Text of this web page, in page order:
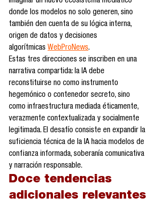
donde los modelos no solo generen, sino
también den cuenta de su lógica interna,
origen de datos y decisiones
algorítmicas WebProNews.
Estas tres direcciones se inscriben en una
narrativa compartida: la IA debe
reconstituirse no como instrumento
hegemónico o contenedor secreto, sino
como infraestructura mediada éticamente,
verazmente contextualizada y socialmente
legitimada. El desafío consiste en expandir la
suficiencia técnica de la IA hacia modelos de
confianza informada, soberanía comunicativa
y narración responsable.
Doce tendencias
adicionales relevantes